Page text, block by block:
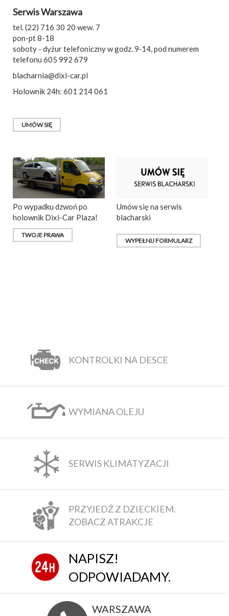
Serwis Warszawa
tel. (22) 716 30 20 wew. 7
pon-pt 8-18
soboty - dyżur telefoniczny w godz. 9‑14, pod numerem
telefonu 605 992 679
blacharnia@dixi-car.pl
Holownik 24h: 601 214 061
UMÓW SIĘ
Po wypadku dzwoń po
holownik Dixi-Car Plaza!
TWOJE PRAWA
Umów się na serwis
blacharski
WYPEŁNIJ FORMULARZ
KONTROLKI NA DESCE
WYMIANA OLEJU
SERWIS KLIMATYZACJI
PRZYJEDŹ Z DZIECKIEM.
ZOBACZ ATRAKCJE
NAPISZ!
ODPOWIADAMY.
WARSZAWA